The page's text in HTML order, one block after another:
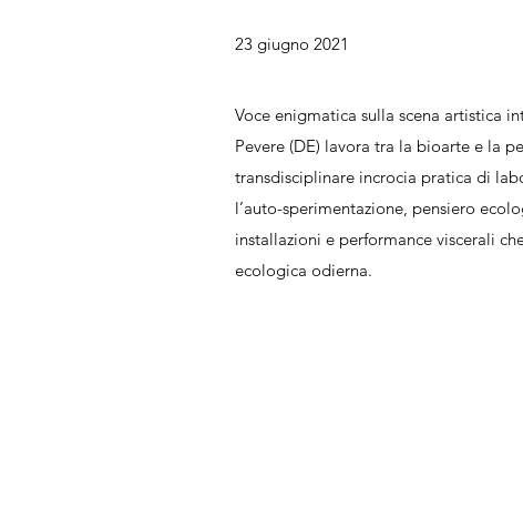
23 giugno 2021
Voce enigmatica sulla scena artistica
Pevere (DE) lavora tra la bioarte e la
transdisciplinare incrocia pratica di
l’auto-sperimentazione, pensiero
installazioni e performance viscerali
ecologica odierna.